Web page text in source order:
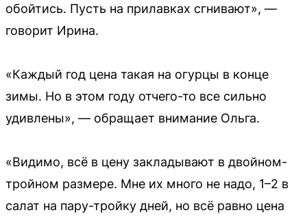
обойтись. Пусть на прилавках сгнивают», —
говорит Ирина.
«Каждый год цена такая на огурцы в конце
зимы. Но в этом году отчего-то все сильно
удивлены», — обращает внимание Ольга.
«Видимо, всё в цену закладывают в двойном-
тройном размере. Мне их много не надо, 1–2 в
салат на пару-тройку дней, но всё равно цена